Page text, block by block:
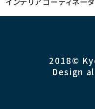
2018©
Design